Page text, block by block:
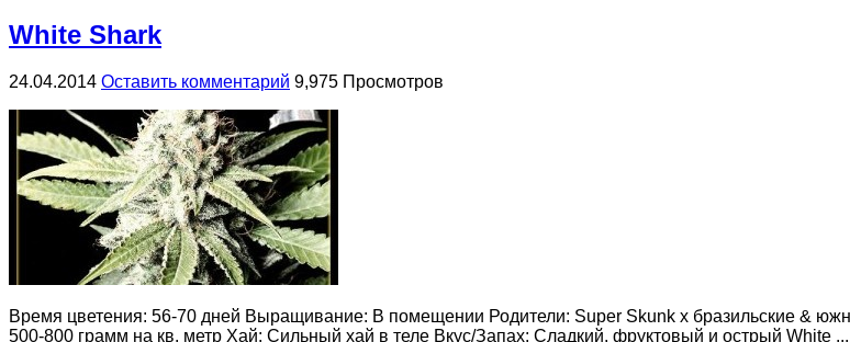
White Shark
24.04.2014 Оставить комментарий 9,975 Просмотров
Время цветения: 56-70 дней Выращивание: В помещении Родители: Super Skunk x бразильские &
500-800 грамм на кв. метр Хай: Сильный хай в теле Вкус/Запах: Сладкий, фруктовый и острый White ...